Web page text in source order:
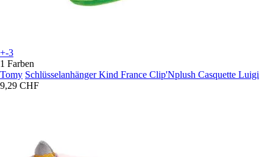
+-3
1 Farben
Tomy Schlüsselanhänger Kind France Clip'Nplush Casquette Luigi
9,29 CHF